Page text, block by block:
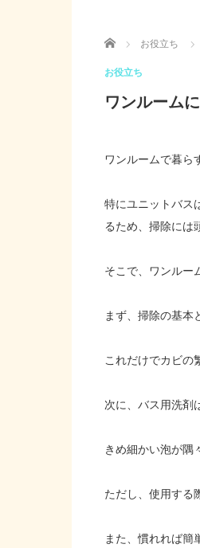
Home お役立ち
お役立ち
ワンルーム
ワンルームで暮ら
特にユニットバス
るため、掃除には
そこで、ワンルー
まず、掃除の基本
これだけでカビの
次に、バス用洗剤
きめ細かい泡が隅
ただし、使用する
また、慣れれば簡